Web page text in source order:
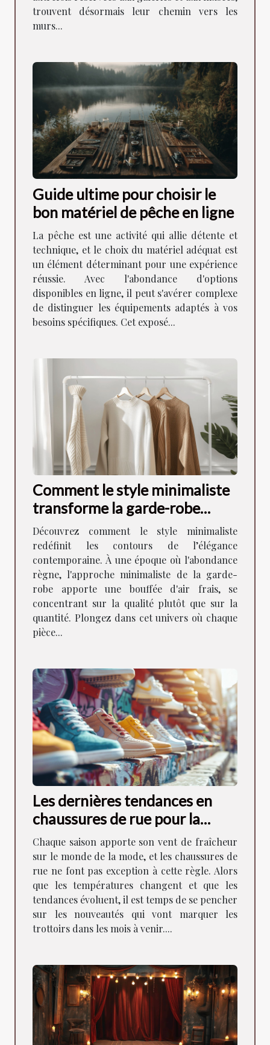
trouvent désormais leur chemin vers les
murs...
Guide ultime pour choisir le
bon matériel de pêche en ligne
La pêche est une activité qui allie détente et
technique, et le choix du matériel adéquat est
un élément déterminant pour une expérience
réussie. Avec l'abondance d'options
disponibles en ligne, il peut s'avérer complexe
de distinguer les équipements adaptés à vos
besoins spécifiques. Cet exposé...
Comment le style minimaliste
transforme la garde-robe
moderne
Découvrez comment le style minimaliste
redéfinit les contours de l’élégance
contemporaine. À une époque où l'abondance
règne, l'approche minimaliste de la garde-
robe apporte une bouffée d'air frais, se
concentrant sur la qualité plutôt que sur la
quantité. Plongez dans cet univers où chaque
pièce...
Les dernières tendances en
chaussures de rue pour la
saison à venir
Chaque saison apporte son vent de fraîcheur
sur le monde de la mode, et les chaussures de
rue ne font pas exception à cette règle. Alors
que les températures changent et que les
tendances évoluent, il est temps de se pencher
sur les nouveautés qui vont marquer les
trottoirs dans les mois à venir....